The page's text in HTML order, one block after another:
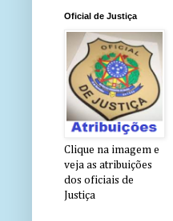
Oficial de Justiça
Clique na imagem e
veja as atribuições
dos oficiais de
Justiça